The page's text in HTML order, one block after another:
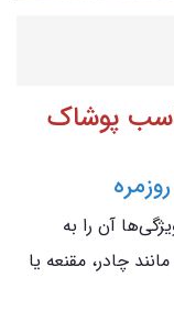
پوشاک
آن را به
چادر، مقنعه یا